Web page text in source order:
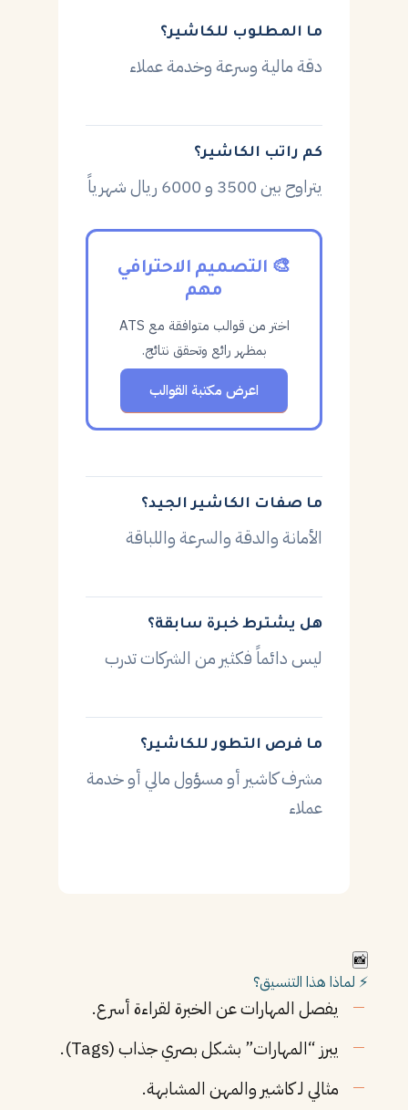
ما المطلوب للكاشير؟
دقة مالية وسرعة وخدمة عملاء
كم راتب الكاشير؟
يتراوح بين 3500 و 6000 ريال شهرياً
🎨 التصميم الاحترافي
مهم
اختر من قوالب متوافقة مع ATS
بمظهر رائع وتحقق نتائج.
اعرض مكتبة القوالب
ما صفات الكاشير الجيد؟
الأمانة والدقة والسرعة واللباقة
هل يشترط خبرة سابقة؟
ليس دائماً فكثير من الشركات تدرب
ما فرص التطور للكاشير؟
مشرف كاشير أو مسؤول مالي أو خدمة
عملاء
📸
⚡ لماذا هذا التنسيق؟
يفصل المهارات عن الخبرة لقراءة أسرع.
يبرز “المهارات” بشكل بصري جذاب (Tags).
مثالي لـ كاشير والمهن المشابهة.